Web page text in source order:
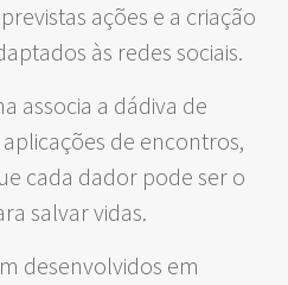
ações e a criação
às redes sociais.
associa a dádiva de
de encontros,
cada dador pode ser o
salvar vidas.
desenvolvidos em